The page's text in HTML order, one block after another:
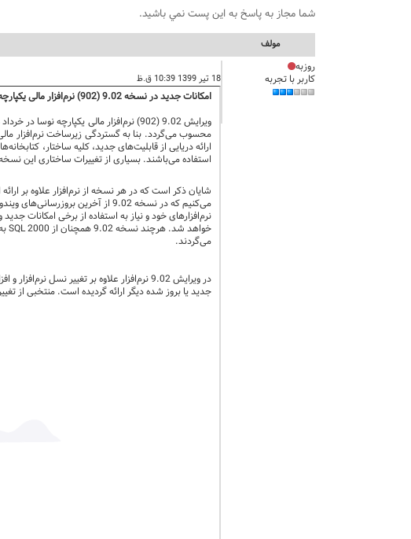
شما مجاز به پاسخ به اين پست نمي باشيد.
مولف
روزبه
کاربر با تجربه
18 تیر 1399 10:39 ق.ظ
امکانات جدید در نسخه 9.02 (902) نرم‌افزار مالی یکپارچه نوسا
ویرایش 9.02 (902) نرم‌افزار مالی یکپارچه نوسا در خرداد ماه سال 1399 ارائه گردید و در بخش
استفاده می‌باشند. بسیاری از تغییرات ساختاری این
شایان ذکر است که در هر نسخه از نر‌م‌افزار علاوه بر
می‌کنیم که در نسخه 9.02 از آخرین بروز‌رسانی‌های ویندوز سرور 2019، ویندوز 10، و
نرم‌افزارهای خود و نیاز به استفاده از برخی امکانات جدید
خواهد شد. هرچند نسخه 9.02 همچنان از SQL 2000 به بالا و ویندوز
می‌گردند.
در ویرایش 9.02 نرم‌افزار علاوه بر تغییر نسل نرم‌افزار و افزایش ابزار قابل خرید ورود اطلاعات از خارج از محیط نرم‌افزار مالی یکپارچه نوسا (
جدید یا بروز شده دیگر ارائه گردیده است. منتخبی از